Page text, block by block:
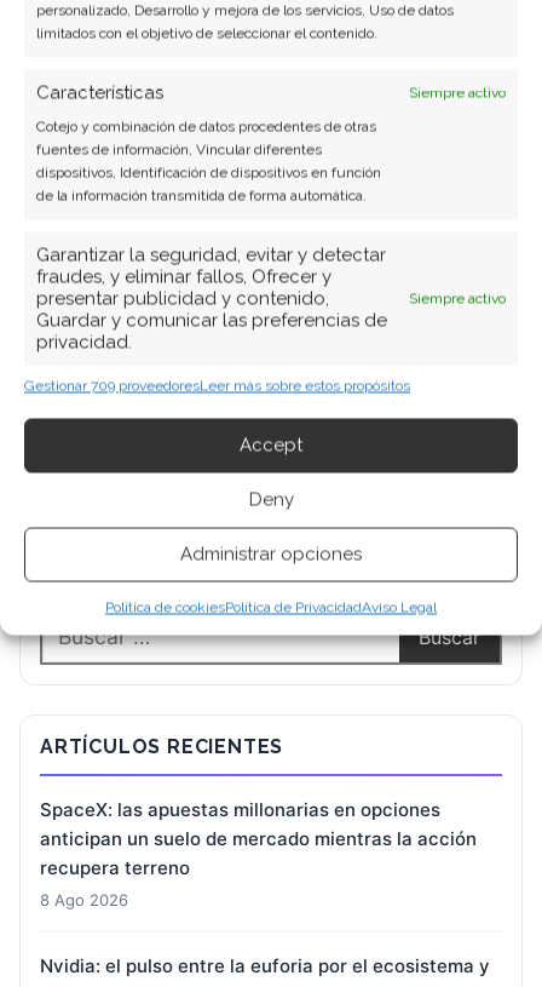
personalizado, Desarrollo y mejora de los servicios, Uso de datos
limitados con el objetivo de seleccionar el contenido.
Características
Siempre activo
Cotejo y combinación de datos procedentes de otras
fuentes de información, Vincular diferentes
dispositivos, Identificación de dispositivos en función
de la información transmitida de forma automática.
Garantizar la seguridad, evitar y detectar
fraudes, y eliminar fallos, Ofrecer y
presentar publicidad y contenido,
Guardar y comunicar las preferencias de
privacidad.
Siempre activo
Gestionar 709 proveedoresLeer más sobre estos propósitos
Accept
Deny
Administrar opciones
Política de cookiesPolítica de PrivacidadAviso Legal
ARTÍCULOS RECIENTES
SpaceX: las apuestas millonarias en opciones
anticipan un suelo de mercado mientras la acción
recupera terreno
8 Ago 2026
Nvidia: el pulso entre la euforia por el ecosistema y